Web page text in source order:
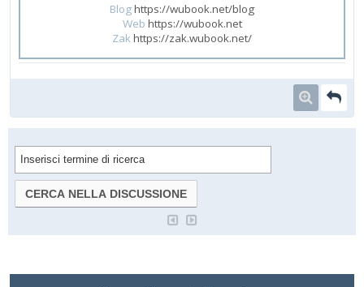
Bloghttps://wubook.net/blog
Web https://wubook.net
Zakhttps://zak.wubook.net/